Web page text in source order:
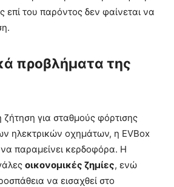
επί του παρόντος δεν φαίνεται να
προβλήματα της
για σταθμούς φόρτισης
ηλεκτρικών οχημάτων, η EVBox
παραμείνει κερδοφόρα. Η
οικονομικές ζημίες, ενώ
να εισαχθεί στο